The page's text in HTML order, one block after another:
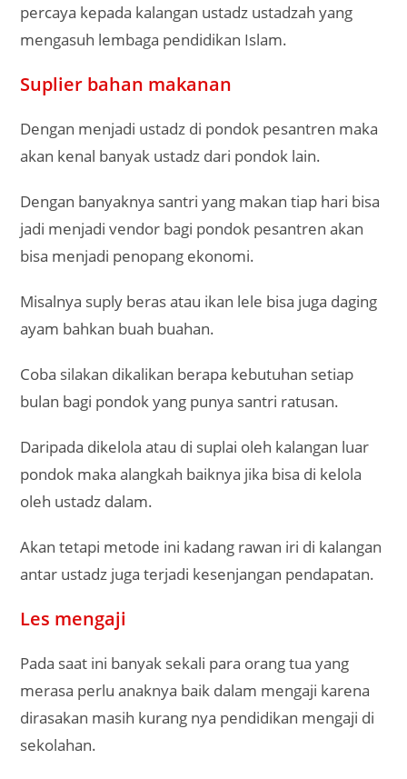
percaya kepada kalangan ustadz ustadzah yang
mengasuh lembaga pendidikan Islam.
Suplier bahan makanan
Dengan menjadi ustadz di pondok pesantren maka
akan kenal banyak ustadz dari pondok lain.
Dengan banyaknya santri yang makan tiap hari bisa
jadi menjadi vendor bagi pondok pesantren akan
bisa menjadi penopang ekonomi.
Misalnya suply beras atau ikan lele bisa juga daging
ayam bahkan buah buahan.
Coba silakan dikalikan berapa kebutuhan setiap
bulan bagi pondok yang punya santri ratusan.
Daripada dikelola atau di suplai oleh kalangan luar
pondok maka alangkah baiknya jika bisa di kelola
oleh ustadz dalam.
Akan tetapi metode ini kadang rawan iri di kalangan
antar ustadz juga terjadi kesenjangan pendapatan.
Les mengaji
Pada saat ini banyak sekali para orang tua yang
merasa perlu anaknya baik dalam mengaji karena
dirasakan masih kurang nya pendidikan mengaji di
sekolahan.